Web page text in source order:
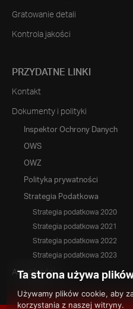
Gratowanie detali
Kontrola jakości
PRZYDATNE LINKI
Kontakt
Dokumenty i polityki
Inspektor Ochrony Danych
OWS
OWZ
Polityka prywatności
Strategia Podatkowa
Strategia podatkowa 2020
Strategia podatkowa 2021
Strategia podatkowa 2022
Strategia podatkowa 2023
Aktualności
Ta strona używa
Używamy plików cookie, aby
korzystania z naszej witryny.